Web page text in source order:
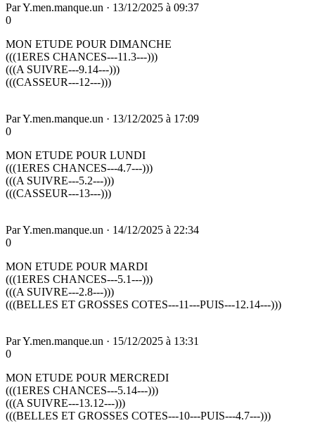
ParY.men.manque.un · 13/12/2025 à 09:37
0
MON ETUDE POUR DIMANCHE
(((1ERES CHANCES---11.3---)))
(((A SUIVRE---9.14---)))
(((CASSEUR---12---)))
ParY.men.manque.un · 13/12/2025 à 17:09
0
MON ETUDE POUR LUNDI
(((1ERES CHANCES---4.7---)))
(((A SUIVRE---5.2---)))
(((CASSEUR---13---)))
ParY.men.manque.un · 14/12/2025 à 22:34
0
MON ETUDE POUR MARDI
(((1ERES CHANCES---5.1---)))
(((A SUIVRE---2.8---)))
(((BELLES ET GROSSES COTES---11---PUIS---12.14---)))
ParY.men.manque.un · 15/12/2025 à 13:31
0
MON ETUDE POUR MERCREDI
(((1ERES CHANCES---5.14---)))
(((A SUIVRE---13.12---)))
(((BELLES ET GROSSES COTES---10---PUIS---4.7---)))